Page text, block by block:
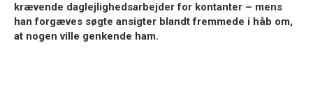
krævende daglejlighedsarbejder for kontanter – mens
han forgæves søgte ansigter blandt fremmede i håb om,
at nogen ville genkende ham.